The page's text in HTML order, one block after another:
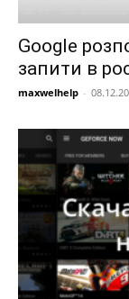
Google
запити в
maxwelhelp -